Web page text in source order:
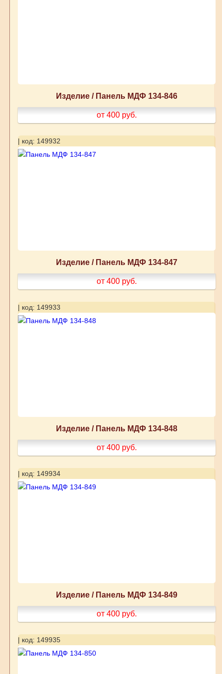
Изделие / Панель МДФ 134-846
от 400 руб.
| код: 149932
Изделие / Панель МДФ 134-847
от 400 руб.
| код: 149933
Изделие / Панель МДФ 134-848
от 400 руб.
| код: 149934
Изделие / Панель МДФ 134-849
от 400 руб.
| код: 149935